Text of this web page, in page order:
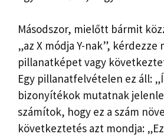
Másodszor, mielőtt bármit
„az X módja Y-nak”, kérdezze
pillanatképet vagy
Egy pillanatfelvételen ez áll:
bizonyítékok mutatnak
számítok, hogy ez a szám
következtetés azt mondja: